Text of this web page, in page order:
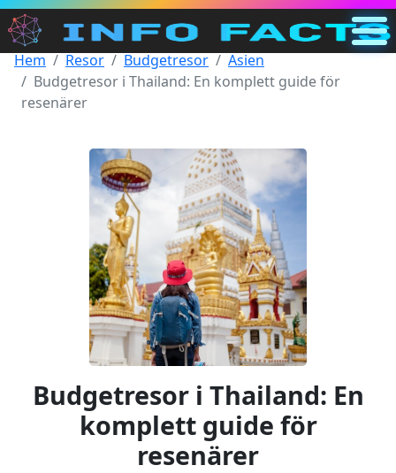
Huvud
Kategorier
Annat
Hem Resor Budgetresor
Asien
Budgetresor i Thailand: En komplett guide för
resenärer
Budgetresor i Thailand: En
komplett guide för
resenärer